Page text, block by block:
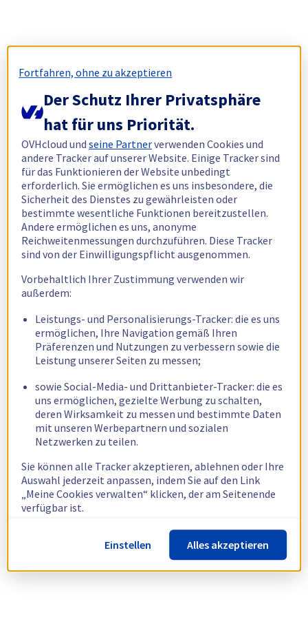
Fortfahren, ohne zu akzeptieren
Der Schutz Ihrer Privatsphäre
hat für uns Priorität.
OVHcloud undseine Partnerverwenden Cookies und
andere Tracker auf unserer Website. Einige Tracker sind
für das Funktionieren der Website unbedingt
erforderlich. Sie ermöglichen es uns insbesondere, die
Sicherheit des Dienstes zu gewährleisten oder
bestimmte wesentliche Funktionen bereitzustellen.
Andere ermöglichen es uns, anonyme
Reichweitenmessungen durchzuführen. Diese Tracker
sind von der Einwilligungspflicht ausgenommen.
Vorbehaltlich Ihrer Zustimmung verwenden wir
außerdem:
Leistungs- und Personalisierungs-Tracker: die es uns
ermöglichen, Ihre Navigation gemäß Ihren
Präferenzen und Nutzungen zu verbessern sowie die
Leistung unserer Seiten zu messen;
sowie Social-Media- und Drittanbieter-Tracker: die es
uns ermöglichen, gezielte Werbung zu schalten,
deren Wirksamkeit zu messen und bestimmte Daten
mit unseren Werbepartnern und sozialen
Netzwerken zu teilen.
Sie können alle Tracker akzeptieren, ablehnen oder Ihre
Auswahl jederzeit anpassen, indem Sie auf den Link
„Meine Cookies verwalten“ klicken, der am Seitenende
verfügbar ist.
Weitere Informationen finden Sie in unsererRichtlinie
zur Verwendung von Cookies.
Einstellen Alles akzeptieren